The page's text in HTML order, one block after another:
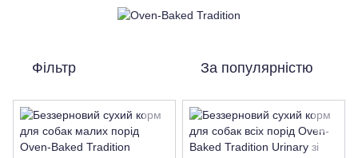
Фільтр За популярністю